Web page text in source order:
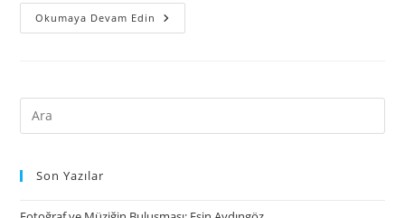
Okumaya Devam Edin
Son Yazılar